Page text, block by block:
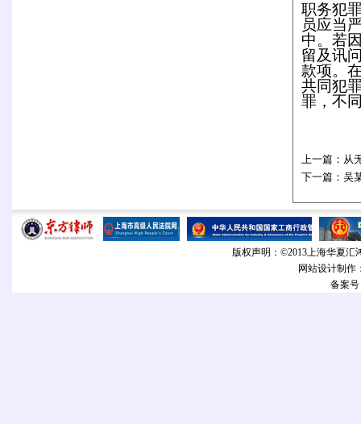
职务犯
员应当
中。若
留及讯
款项。
共同犯
罪，不
上一篇： 从
下一篇： 吴
版权声明：©2013上海华夏
网站设计制作
备案号